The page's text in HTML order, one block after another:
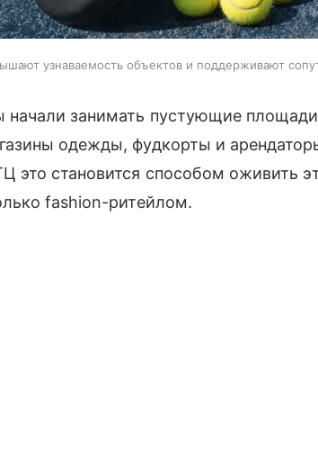
узнаваемость объектов и поддерживают
занимать пустующие
одежды, фудкорты и
это становится способом оживить
fashion-ритейлом.